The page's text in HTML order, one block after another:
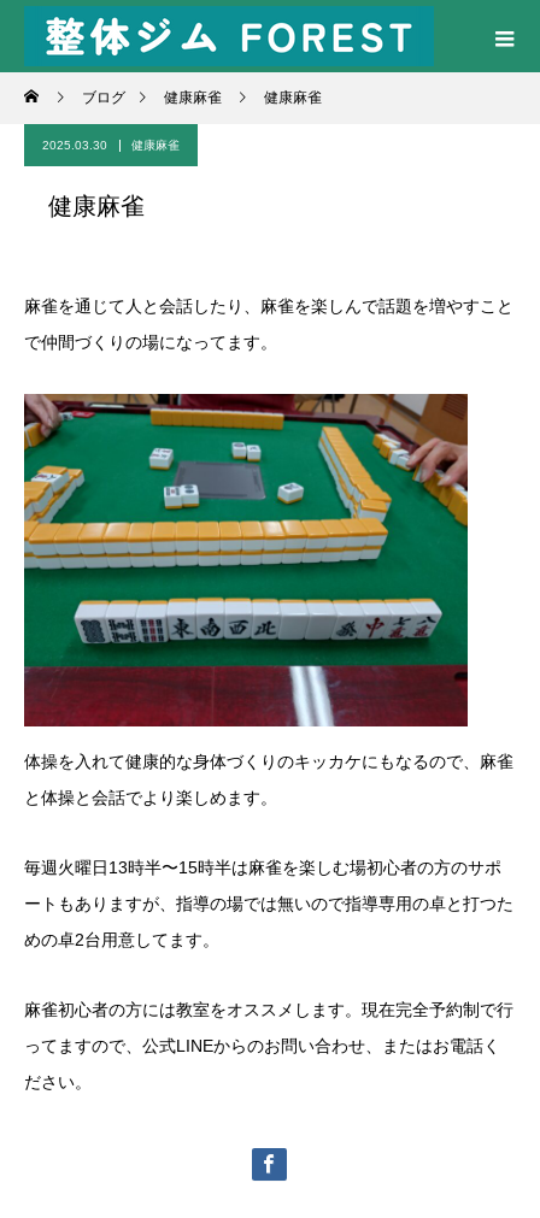
ブログ 健康麻雀 健康麻雀
2025.03.30 健康麻雀
健康麻雀
麻雀を通じて人と会話したり、麻雀を楽しんで話題を増やすこと
で仲間づくりの場になってます。
体操を入れて健康的な身体づくりのキッカケにもなるので、麻雀
と体操と会話でより楽しめます。
毎週火曜日13時半〜15時半は麻雀を楽しむ場初心者の方のサポ
ートもありますが、指導の場では無いので指導専用の卓と打つた
めの卓2台用意してます。
麻雀初心者の方には教室をオススメします。現在完全予約制で行
ってますので、公式LINEからのお問い合わせ、またはお電話く
ださい。